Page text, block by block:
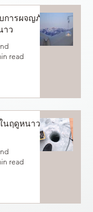
ารผจญภัย
าว
read
นฤดูหนาว :
read